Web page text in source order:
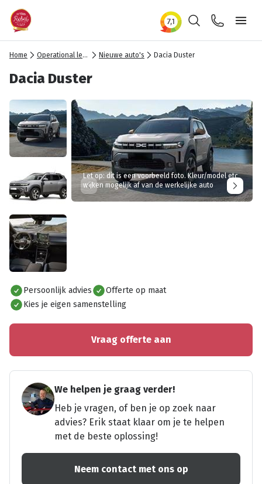
ZoekenContact
Home Operational lease Nieuwe auto's Dacia Duster
Dacia Duster
Alles bekijken
Let op: dit is een voorbeeld foto. Kleur/model etc
wijken mogelijk af van de werkelijke auto
Persoonlijk advies
Offerte op maat
Kies je eigen samenstelling
Vraag offerte aan
We helpen je graag verder!
Heb je vragen, of ben je op zoek naar
advies? Erik staat klaar om je te helpen
met de beste oplossing!
Neem contact met ons op